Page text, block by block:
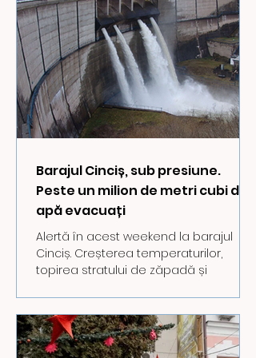
Pilonul VI. Politici pentru noua generație
/ Componenta C15: Educație /
Reforma 6: Actualizarea cadrului
legislativ pentru a asigura standarde
ecologice de proiectare, construcție
și dotare în sistemul de învățământ
preuniver
Barajul Cinciș, sub presiune.
Peste un milion de metri cubi de
apă evacuați
Alertă în acest weekend la barajul
Cinciș. Creșterea temperaturilor,
topirea stratului de zăpadă și
lac. Pentru a preveni riscurile,
autoritățile au intervenit timp de două
zile consecutive prin deschiderea